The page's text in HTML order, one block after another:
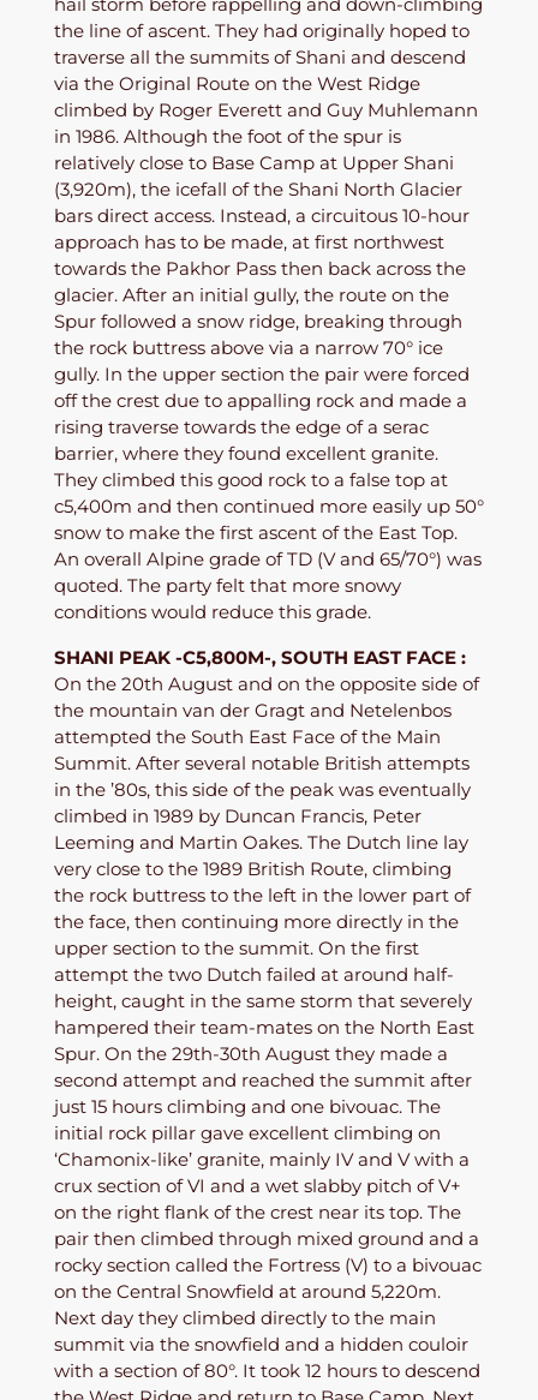
the line of ascent. They had originally hoped to
traverse all the summits of Shani and descend
via the Original Route on the West Ridge
climbed by Roger Everett and Guy Muhlemann
in 1986. Although the foot of the spur is
relatively close to Base Camp at Upper Shani
(3,920m), the icefall of the Shani North Glacier
bars direct access. Instead, a circuitous 10-hour
approach has to be made, at first northwest
towards the Pakhor Pass then back across the
glacier. After an initial gully, the route on the
Spur followed a snow ridge, breaking through
the rock buttress above via a narrow 70° ice
gully. In the upper section the pair were forced
off the crest due to appalling rock and made a
rising traverse towards the edge of a serac
barrier, where they found excellent granite.
They climbed this good rock to a false top at
c5,400m and then continued more easily up 50°
snow to make the first ascent of the East Top.
An overall Alpine grade of TD (V and 65/70°) was
quoted. The party felt that more snowy
conditions would reduce this grade.
SHANI PEAK -C5,800M-, SOUTH EAST FACE :
On the 20th August and on the opposite side of
the mountain van der Gragt and Netelenbos
attempted the South East Face of the Main
Summit. After several notable British attempts
in the ’80s, this side of the peak was eventually
climbed in 1989 by Duncan Francis, Peter
Leeming and Martin Oakes. The Dutch line lay
very close to the 1989 British Route, climbing
the rock buttress to the left in the lower part of
the face, then continuing more directly in the
upper section to the summit. On the first
attempt the two Dutch failed at around half-
height, caught in the same storm that severely
hampered their team-mates on the North East
Spur. On the 29th-30th August they made a
second attempt and reached the summit after
just 15 hours climbing and one bivouac. The
initial rock pillar gave excellent climbing on
‘Chamonix-like’ granite, mainly IV and V with a
crux section of VI and a wet slabby pitch of V+
on the right flank of the crest near its top. The
pair then climbed through mixed ground and a
rocky section called the Fortress (V) to a bivouac
on the Central Snowfield at around 5,220m.
Next day they climbed directly to the main
summit via the snowfield and a hidden couloir
with a section of 80°. It took 12 hours to descend